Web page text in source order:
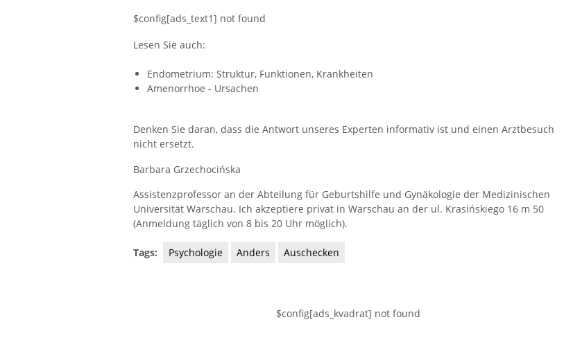
$config[ads_text1] not found
Lesen Sie auch:
Endometrium: Struktur, Funktionen, Krankheiten
Amenorrhoe - Ursachen
Denken Sie daran, dass die Antwort unseres Experten informativ ist und einen Arztbesuch
nicht ersetzt.
Barbara Grzechocińska
Assistenzprofessor an der Abteilung für Geburtshilfe und Gynäkologie der Medizinischen
Universität Warschau. Ich akzeptiere privat in Warschau an der ul. Krasińskiego 16 m 50
(Anmeldung täglich von 8 bis 20 Uhr möglich).
Tags: Psychologie Anders Auschecken
$config[ads_kvadrat] not found